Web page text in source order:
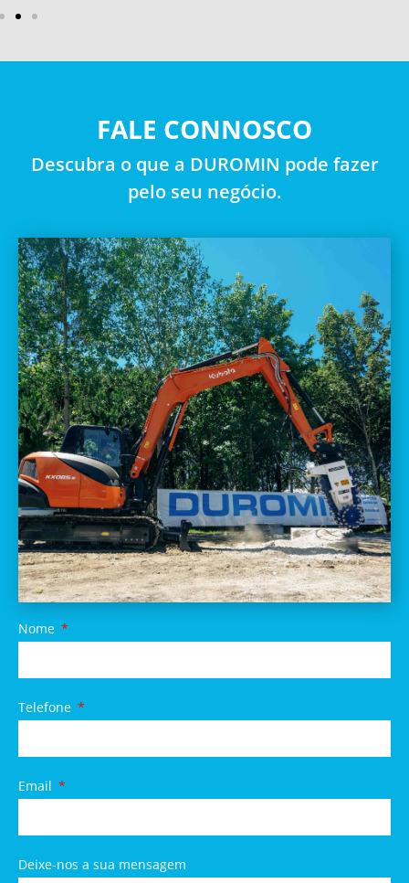
FALE CONNOSCO
Descubra o que a DUROMIN pode fazer
pelo seu negócio.
Nome
Telefone
Email
Deixe-nos a sua mensagem